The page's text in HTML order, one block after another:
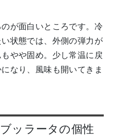
が面白いところです。冷
状態では、外側の弾力が
やや固め。少し常温に戻
なり、風味も開いてきま
ッラータの個性